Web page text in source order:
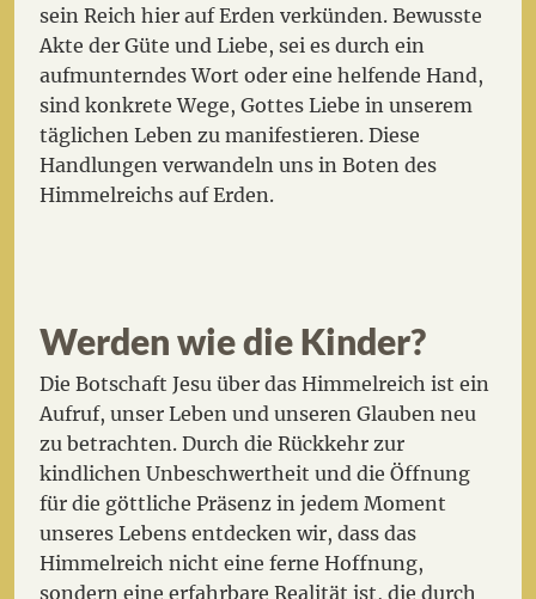
sein Reich hier auf Erden verkünden. Bewusste
Akte der Güte und Liebe, sei es durch ein
aufmunterndes Wort oder eine helfende Hand,
sind konkrete Wege, Gottes Liebe in unserem
täglichen Leben zu manifestieren. Diese
Handlungen verwandeln uns in Boten des
Himmelreichs auf Erden.
Werden wie die Kinder?
Die Botschaft Jesu über das Himmelreich ist ein
Aufruf, unser Leben und unseren Glauben neu
zu betrachten. Durch die Rückkehr zur
kindlichen Unbeschwertheit und die Öffnung
für die göttliche Präsenz in jedem Moment
unseres Lebens entdecken wir, dass das
Himmelreich nicht eine ferne Hoffnung,
sondern eine erfahrbare Realität ist, die durch